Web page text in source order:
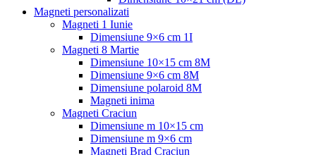
Magneti personalizati
Magneti 1 Iunie
Dimensiune 9×6 cm 1I
Magneti 8 Martie
Dimensiune 10×15 cm 8M
Dimensiune 9×6 cm 8M
Dimensiune polaroid 8M
Magneti inima
Magneti Craciun
Dimensiune m 10×15 cm
Dimensiune m 9×6 cm
Magneti Brad Craciun